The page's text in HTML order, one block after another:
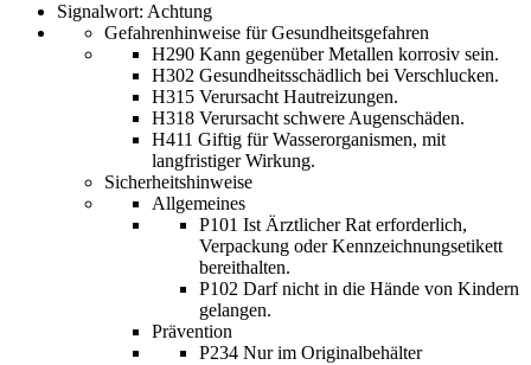
Signalwort: Achtung
Gefahrenhinweise für Gesundheitsgefahren
H290 Kann gegenüber Metallen korrosiv sein.
H302 Gesundheitsschädlich bei Verschlucken.
H315 Verursacht Hautreizungen.
H318 Verursacht schwere Augenschäden.
H411 Giftig für Wasserorganismen, mit
langfristiger Wirkung.
Sicherheitshinweise
Allgemeines
P101 Ist Ärztlicher Rat erforderlich,
Verpackung oder Kennzeichnungsetikett
bereithalten.
P102 Darf nicht in die Hände von Kindern
gelangen.
Prävention
P234 Nur im Originalbehälter